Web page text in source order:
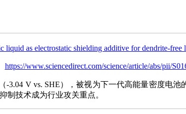
liquid as electrostatic shielding additive for dendrite-
https://www.sciencedirect.com/science/article/abs/pii/
V vs. SHE），被视为下一代高能量密度电
制技术成为行业攻关重点。